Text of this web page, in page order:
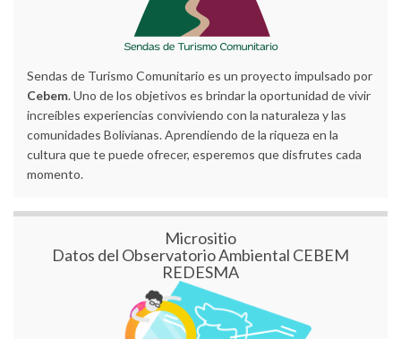
Sendas de Turismo Comunitario es un proyecto impulsado por
Cebem. Uno de los objetivos es brindar la oportunidad de vivir
increíbles experiencias conviviendo con la naturaleza y las
comunidades Bolivianas. Aprendiendo de la riqueza en la
cultura que te puede ofrecer, esperemos que disfrutes cada
momento.
Micrositio
Datos del Observatorio Ambiental CEBEM
REDESMA